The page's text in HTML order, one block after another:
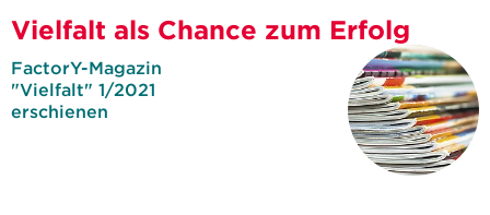
Vielfalt als Chance zum Erfolg
FactorY-Magazin
"Vielfalt" 1/2021
erschienen